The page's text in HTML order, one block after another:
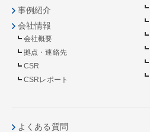
事例紹介
会社情報
会社概要
拠点・連絡先
CSR
CSRレポート
よくある質問